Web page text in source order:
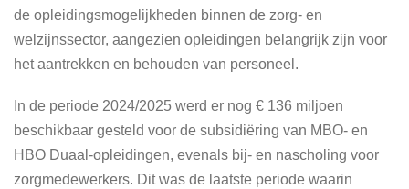
de opleidingsmogelijkheden binnen de zorg- en
welzijnssector, aangezien opleidingen belangrijk zijn voor
het aantrekken en behouden van personeel.
In de periode 2024/2025 werd er nog € 136 miljoen
beschikbaar gesteld voor de subsidiëring van MBO- en
HBO Duaal-opleidingen, evenals bij- en nascholing voor
zorgmedewerkers. Dit was de laatste periode waarin